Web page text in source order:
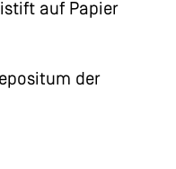
auf Papier
der